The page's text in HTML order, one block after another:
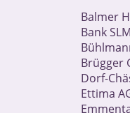
Balmer
Bank
Brügger
Dorf-
Ettima